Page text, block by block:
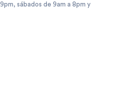
sábados de 9am a 8pm y